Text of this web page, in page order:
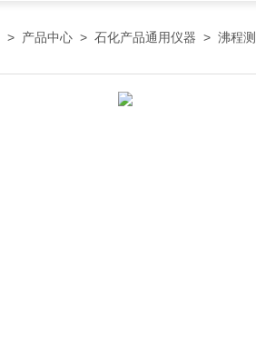
> 产品中心 > 石化产品通用仪器 > 沸程